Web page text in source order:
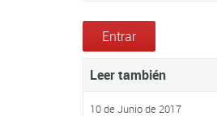
Leer también
10 de Junio de 2017